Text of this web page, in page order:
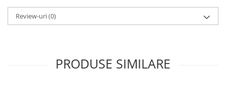
Review-uri(0)
PRODUSE SIMILARE